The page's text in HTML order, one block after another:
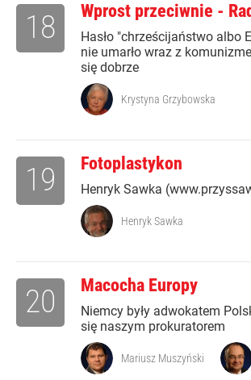
Wprost przeciwnie -
Hasło "chrześcijaństwo albo
nie umarło wraz z
się dobrze
18
Krystyna Grzybowska
Fotoplastykon
Henryk Sawka
19
Henryk Sawka
Macocha Europy
Niemcy były adwokatem
się naszym prokuratorem
20
Mariusz Muszyński